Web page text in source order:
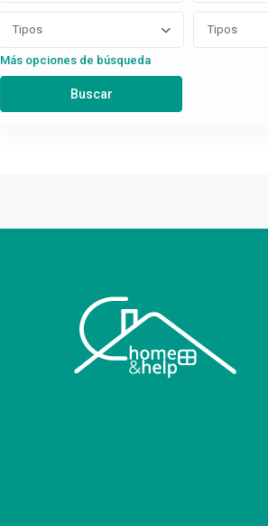
Tipos Tipos
Más opciones de búsqueda